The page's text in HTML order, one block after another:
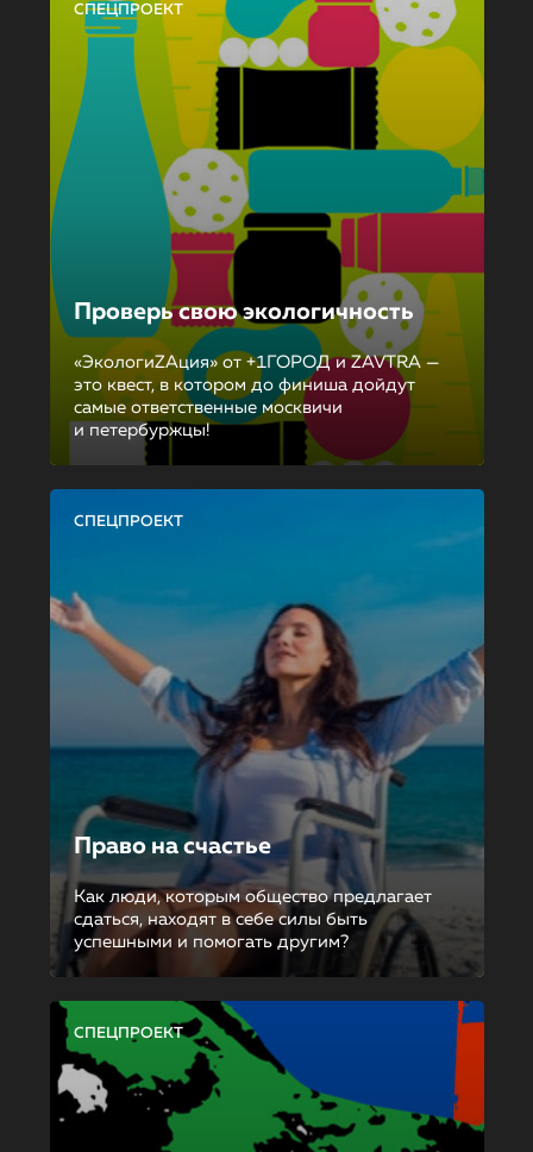
СПЕЦПРОЕКТ
Проверь свою экологичность
«ЭкологиZAция» от +1ГОРОД и ZAVTRA —
это квест, в котором до финиша дойдут
самые ответственные москвичи
и петербуржцы!
СПЕЦПРОЕКТ
Право на счастье
Как люди, которым общество предлагает
сдаться, находят в себе силы быть
успешными и помогать другим?
СПЕЦПРОЕКТ